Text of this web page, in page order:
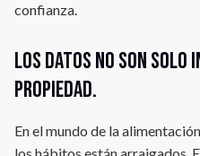
confianza.
Los datos no son solo
propiedad.
En el mundo de la